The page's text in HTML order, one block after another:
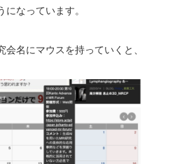
なっています。
名にマウスを持っていくと、